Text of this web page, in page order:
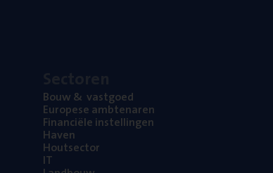
Bouw& vastgoed
Euro­pe­se ambtenaren
Finan­ci­ë­le instellingen
Haven
Hout­sec­tor
IT